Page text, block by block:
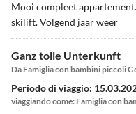
Mooi compleet
skilift. Volgend jaar weer
Ganz tolle Unterkunft
Da Famiglia con bambini piccoli
Periodo di viaggio:
viaggiando come: Famiglia con